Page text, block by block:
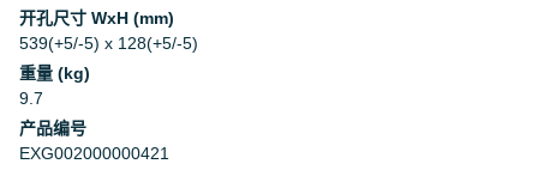
开孔尺寸 WxH (mm)
539(+5/-5) x 128(+5/-5)
重量 (kg)
9.7
产品编号
EXG002000000421